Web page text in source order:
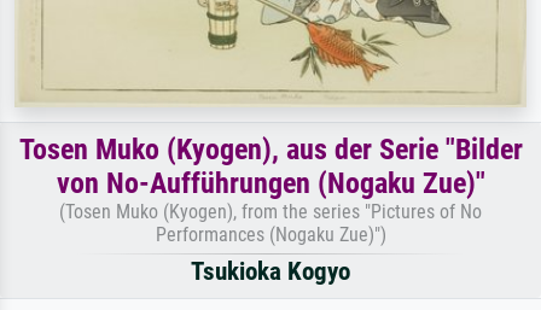
Tosen Muko (Kyogen), aus der Serie "Bilder
von No-Aufführungen (Nogaku Zue)"
(Tosen Muko (Kyogen), from the series "Pictures of No
Performances (Nogaku Zue)")
Tsukioka Kogyo